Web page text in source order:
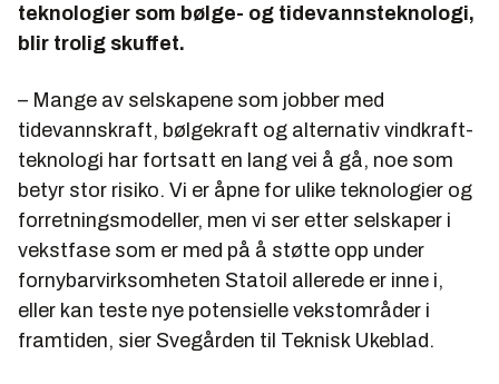
teknologier som bølge- og tidevannsteknologi,
blir trolig skuffet.
– Mange av selskapene som jobber med
tidevannskraft, bølgekraft og alternativ vindkraft-
teknologi har fortsatt en lang vei å gå, noe som
betyr stor risiko. Vi er åpne for ulike teknologier og
forretningsmodeller, men vi ser etter selskaper i
vekstfase som er med på å støtte opp under
fornybarvirksomheten Statoil allerede er inne i,
eller kan teste nye potensielle vekstområder i
framtiden, sier Svegården til Teknisk Ukeblad.